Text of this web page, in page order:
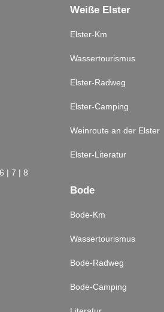
6 | 7 | 8
Weiße Elster
Elster-Km
Wassertourismus
Elster-Radweg
Elster-Camping
Weinroute an der Elster
Elster-Literatur
Bode
Bode-Km
Wassertourismus
Bode-Radweg
Bode-Camping